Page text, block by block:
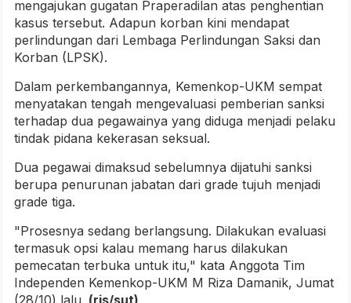
mengajukan gugatan Praperadilan atas penghentian
kasus tersebut. Adapun korban kini mendapat
perlindungan dari Lembaga Perlindungan Saksi dan
Korban (LPSK).
Dalam perkembangannya, Kemenkop-UKM sempat
menyatakan tengah mengevaluasi pemberian sanksi
terhadap dua pegawainya yang diduga menjadi pelaku
tindak pidana kekerasan seksual.
Dua pegawai dimaksud sebelumnya dijatuhi sanksi
berupa penurunan jabatan dari grade tujuh menjadi
grade tiga.
"Prosesnya sedang berlangsung. Dilakukan evaluasi
termasuk opsi kalau memang harus dilakukan
pemecatan terbuka untuk itu," kata Anggota Tim
Independen Kemenkop-UKM M Riza Damanik, Jumat
(28/10) lalu. (ris/sut)